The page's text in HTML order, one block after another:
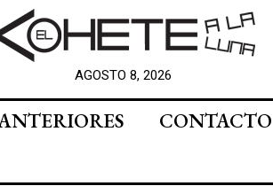
AGOSTO 8, 2026
CONTACTO